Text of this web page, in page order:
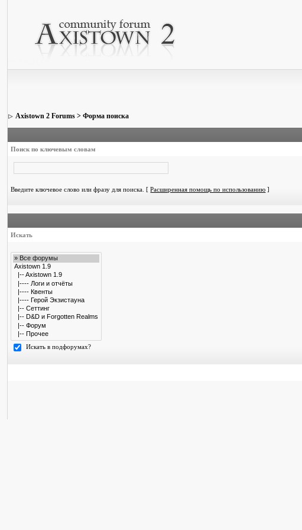
Axistown 2 Forums > Форма поиска
Поиск по ключевым словам
Введите ключевое слово или фразу для поиска. [Расширенная помощь по использованию ]
Искать
Искать в подфорумах?